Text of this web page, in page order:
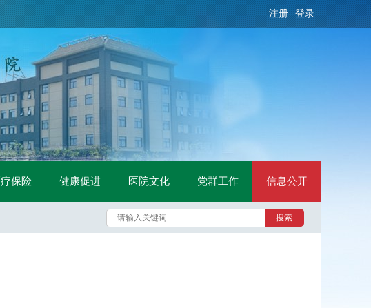
注册 登录
疗保险 健康促进 医院文化 党群工作 信息公开
搜索